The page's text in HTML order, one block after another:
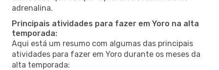
adrenalina.
Principais atividades para fazer em Yoro na alta
temporada:
Aqui está um resumo com algumas das principais
atividades para fazer em Yoro durante os meses da
alta temporada: